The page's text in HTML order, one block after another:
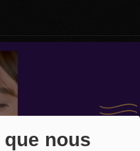
nous